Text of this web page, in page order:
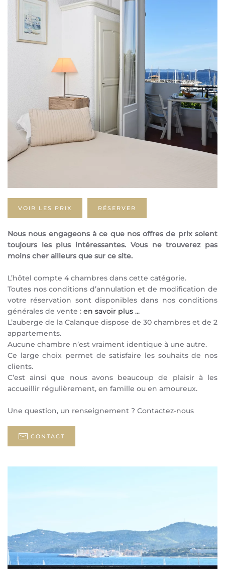
VOIR LES PRIX RÉSERVER
Nous nous engageons à ce que nos offres de prix soient
toujours les plus intéressantes. Vous ne trouverez pas
moins cher ailleurs que sur ce site.
L’hôtel compte 4 chambres dans cette catégorie.
Toutes nos conditions d’annulation et de modification de
votre réservation sont disponibles dans nos conditions
générales de vente : en savoir plus ...
L’auberge de la Calanque dispose de 30 chambres et de 2
appartements.
Aucune chambre n’est vraiment identique à une autre.
Ce large choix permet de satisfaire les souhaits de nos
clients.
C’est ainsi que nous avons beaucoup de plaisir à les
accueillir régulièrement, en famille ou en amoureux.
Une question, un renseignement ? Contactez-nous
CONTACT